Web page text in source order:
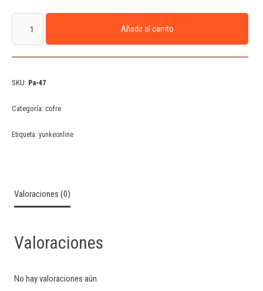
Añadir al carrito
SKU: Pa-47
Categoría: cofre
Etiqueta: yunkeonline
Valoraciones (0)
Valoraciones
No hay valoraciones aún.